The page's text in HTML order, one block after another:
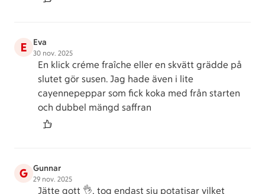
E Eva
30 nov. 2025
En klick créme fraîche eller en skvätt grädde på
slutet gör susen. Jag hade även i lite
cayennepeppar som fick koka med från starten
och dubbel mängd saffran
G Gunnar
29 nov. 2025
Jätte gott 👌, tog endast sju potatisar vilket